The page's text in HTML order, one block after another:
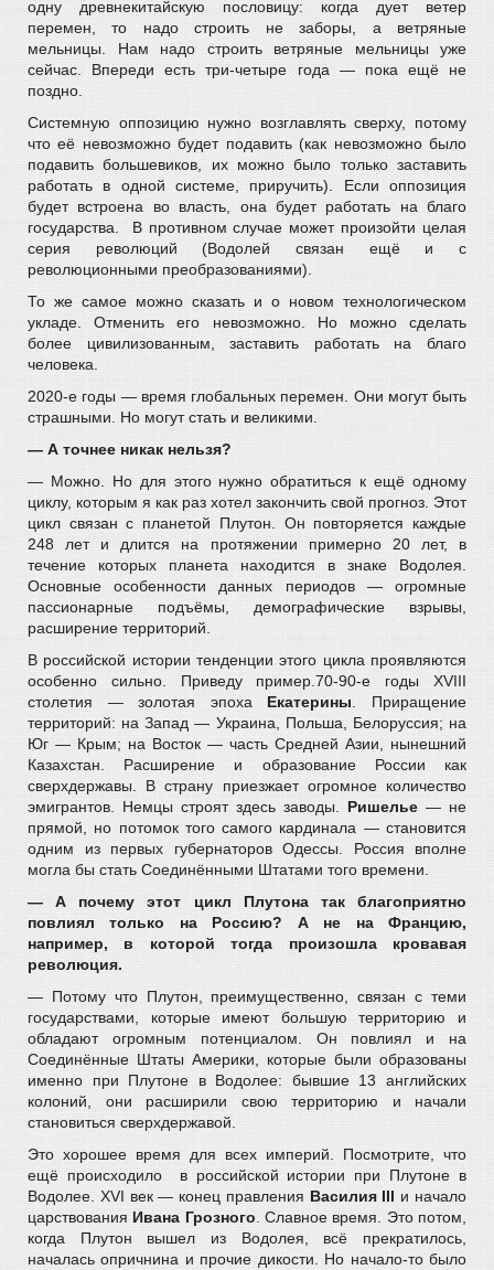
одну древнекитайскую пословицу: когда дует ветер
перемен, то надо строить не заборы, а ветряные
мельницы. Нам надо строить ветряные мельницы уже
сейчас. Впереди есть три-четыре года — пока ещё не
поздно.
Системную оппозицию нужно возглавлять сверху, потому
что её невозможно будет подавить (как невозможно было
подавить большевиков, их можно было только заставить
работать в одной системе, приручить). Если оппозиция
будет встроена во власть, она будет работать на благо
государства. В противном случае может произойти целая
серия революций (Водолей связан ещё и с
революционными преобразованиями).
То же самое можно сказать и о новом технологическом
укладе. Отменить его невозможно. Но можно сделать
более цивилизованным, заставить работать на благо
человека.
2020-е годы — время глобальных перемен. Они могут быть
страшными. Но могут стать и великими.
— А точнее никак нельзя?
— Можно. Но для этого нужно обратиться к ещё одному
циклу, которым я как раз хотел закончить свой прогноз. Этот
цикл связан с планетой Плутон. Он повторяется каждые
248 лет и длится на протяжении примерно 20 лет, в
течение которых планета находится в знаке Водолея.
Основные особенности данных периодов — огромные
пассионарные подъёмы, демографические взрывы,
расширение территорий.
В российской истории тенденции этого цикла проявляются
особенно сильно. Приведу пример.70-90-е годы XVIII
столетия — золотая эпоха Екатерины . Приращение
территорий: на Запад — Украина, Польша, Белоруссия; на
Юг — Крым; на Восток — часть Средней Азии, нынешний
Казахстан. Расширение и образование России как
сверхдержавы. В страну приезжает огромное количество
эмигрантов. Немцы строят здесь заводы. Ришелье — не
прямой, но потомок того самого кардинала — становится
одним из первых губернаторов Одессы. Россия вполне
могла бы стать Соединёнными Штатами того времени.
— А почему этот цикл Плутона так благоприятно
повлиял только на Россию? А не на Францию,
например, в которой тогда произошла кровавая
революция.
— Потому что Плутон, преимущественно, связан с теми
государствами, которые имеют большую территорию и
обладают огромным потенциалом. Он повлиял и на
Соединённые Штаты Америки, которые были образованы
именно при Плутоне в Водолее: бывшие 13 английских
колоний, они расширили свою территорию и начали
становиться сверхдержавой.
Это хорошее время для всех империй. Посмотрите, что
ещё происходило в российской истории при Плутоне в
Водолее. XVI век — конец правления Василия III и начало
царствования Ивана Грозного . Славное время. Это потом,
когда Плутон вышел из Водолея, всё прекратилось,
началась опричнина и прочие дикости. Но начало-то было